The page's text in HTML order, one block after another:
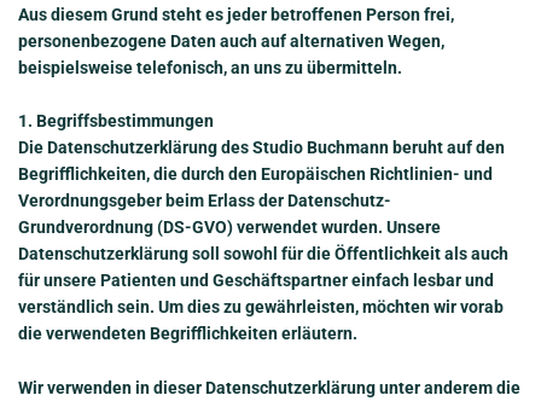
Aus diesem Grund steht es jeder betroffenen Person frei,
personenbezogene Daten auch auf alternativen Wegen,
beispielsweise telefonisch, an uns zu übermitteln.
1. Begriffsbestimmungen
Die Datenschutzerklärung des Studio Buchmann beruht auf den
Begrifflichkeiten, die durch den Europäischen Richtlinien- und
Verordnungsgeber beim Erlass der Datenschutz-
Grundverordnung (DS-GVO) verwendet wurden. Unsere
Datenschutzerklärung soll sowohl für die Öffentlichkeit als auch
für unsere Patienten und Geschäftspartner einfach lesbar und
verständlich sein. Um dies zu gewährleisten, möchten wir vorab
die verwendeten Begrifflichkeiten erläutern.
Wir verwenden in dieser Datenschutzerklärung unter anderem die